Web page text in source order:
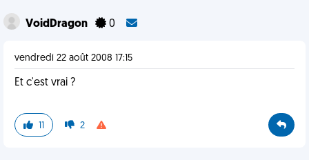
VoidDragon 0
vendredi 22 août 2008 17:15
Et c'est vrai ?
11 2